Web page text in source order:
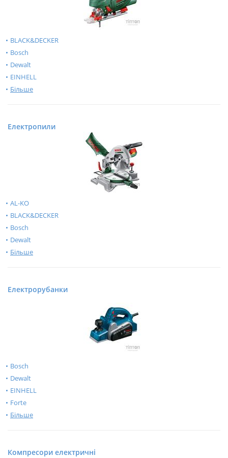
BLACK&DECKER
Bosch
Dewalt
EINHELL
Більше
Електропили
AL-KO
BLACK&DECKER
Bosch
Dewalt
Більше
Електрорубанки
Bosch
Dewalt
EINHELL
Forte
Більше
Компресори електричні